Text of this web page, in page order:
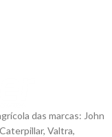
das marcas: John
Valtra,